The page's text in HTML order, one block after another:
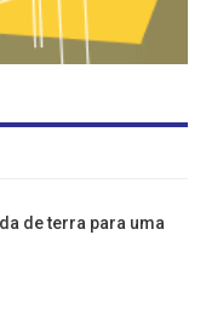
de terra para uma